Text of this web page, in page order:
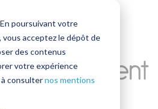
poursuivant votre
acceptez le dépôt de
des contenus
votre expérience
consulternos mentions